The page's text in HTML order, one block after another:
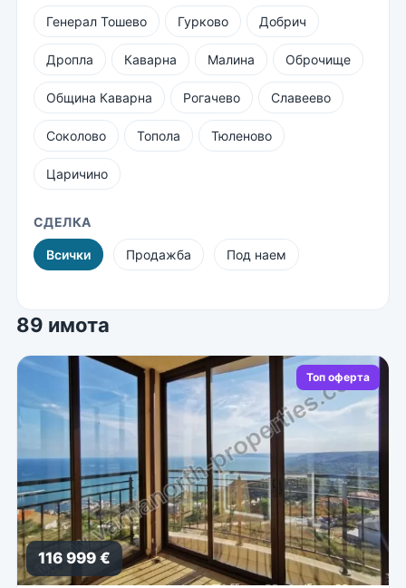
Генерал Тошево Гурково Добрич
Дропла Каварна Малина Оброчище
Община Каварна Рогачево Славеево
Соколово Топола Тюленово
Царичино
СДЕЛКА
Всички Продажба Под наем
89 имота
Топ оферта
116 999 €